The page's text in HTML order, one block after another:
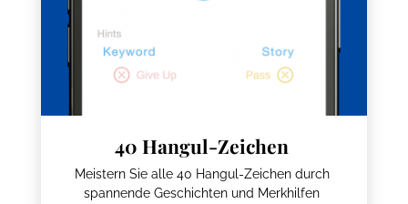
40 Hangul-Zeichen
Meistern Sie alle 40 Hangul-Zeichen durch
spannende Geschichten und Merkhilfen